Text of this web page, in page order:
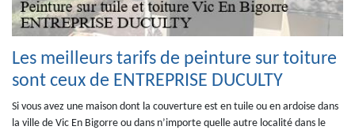
Les meilleurs tarifs de peinture sur toiture
sont ceux de ENTREPRISE DUCULTY
Si vous avez une maison dont la couverture est en tuile ou en ardoise dans
la ville de Vic En Bigorre ou dans n’importe quelle autre localité dans le